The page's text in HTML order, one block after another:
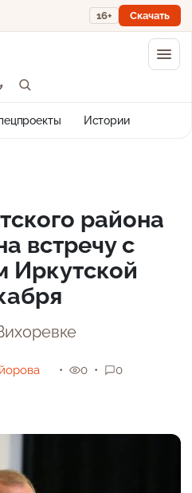
16+ Скачать
Истории
района
встречу с
Иркутской
0 0